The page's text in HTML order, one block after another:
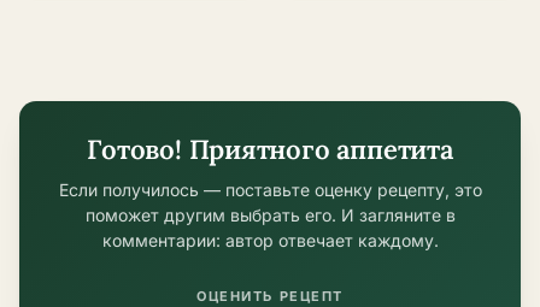
Готово! Приятного аппетита
Если получилось — поставьте оценку рецепту, это
поможет другим выбрать его. И загляните в
комментарии: автор отвечает каждому.
ОЦЕНИТЬ РЕЦЕПТ